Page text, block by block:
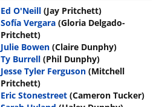
Ed O'Neill (Jay Pritchett)
Sofía Vergara (Gloria Delgado-
Pritchett)
Julie Bowen (Claire Dunphy)
Ty Burrell (Phil Dunphy)
Jesse Tyler Ferguson (Mitchell
Pritchett)
Eric Stonestreet (Cameron Tucker)